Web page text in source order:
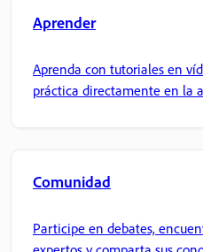
Aprender
Aprenda con tutoriales en
práctica directamente en la
Comunidad
Participe en debates,